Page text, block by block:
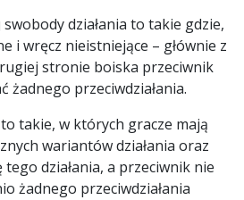
działania to takie gdzie,
i wręcz nieistniejące – głównie z
stronie boiska przeciwnik
żadnego przeciwdziałania.
takie, w których gracze mają
wariantów działania oraz
działania, a przeciwnik nie
żadnego przeciwdziałania